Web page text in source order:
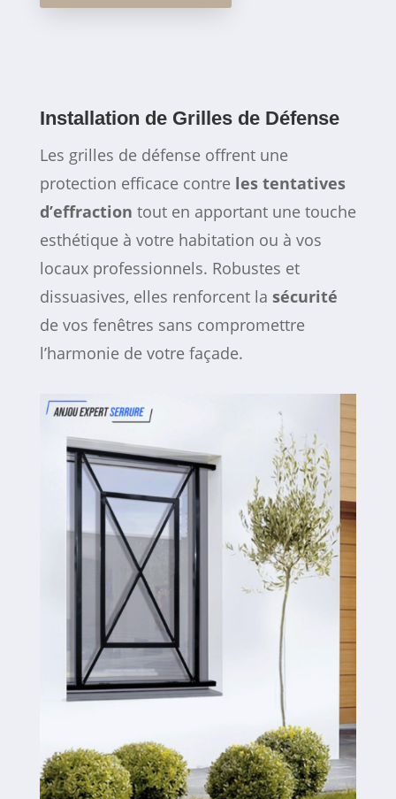
Installation de Grilles de Défense
Les grilles de défense offrent une
protection efficace contre les tentatives
d’effraction tout en apportant une touche
esthétique à votre habitation ou à vos
locaux professionnels. Robustes et
dissuasives, elles renforcent la sécurité
de vos fenêtres sans compromettre
l’harmonie de votre façade.